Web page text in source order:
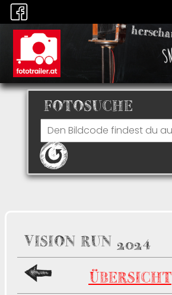
FOTOSUCHE
VISION RUN 2024
ÜBERSICHT